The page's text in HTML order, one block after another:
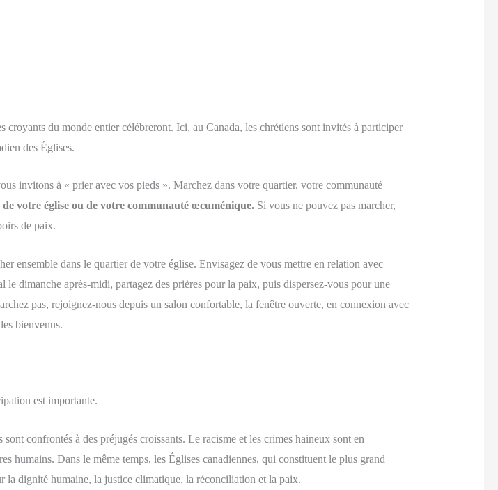
croyants du monde entier célébreront. Ici, au Canada, les chrétiens sont invités à participer
des Églises.
invitons à « prier avec vos pieds ». Marchez dans votre quartier, votre communauté
votre église ou de votre communauté œcuménique.Si vous ne pouvez pas marcher,
de paix.
ensemble dans le quartier de votre église. Envisagez de vous mettre en relation avec
dimanche après-midi, partagez des prières pour la paix, puis dispersez-vous pour une
pas, rejoignez-nous depuis un salon confortable, la fenêtre ouverte, en connexion avec
bienvenus.
est importante.
confrontés à des préjugés croissants. Le racisme et les crimes haineux sont en
humains. Dans le même temps, les Églises canadiennes, qui constituent le plus grand
la dignité humaine, la justice climatique, la réconciliation et la paix.